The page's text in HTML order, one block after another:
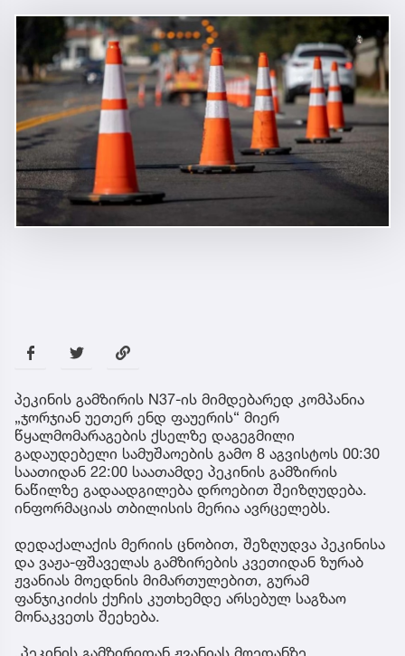
პეკინის გამზირის N37-ის მიმდებარედ კომპანია
„ჯორჯიან უეთერ ენდ ფაუერის“ მიერ
წყალმომარაგების ქსელზე დაგეგმილი
გადაუდებელი სამუშაოების გამო 8 აგვისტოს 00:30
საათიდან 22:00 საათამდე პეკინის გამზირის
ნაწილზე გადაადგილება დროებით შეიზღუდება.
ინფორმაციას თბილისის მერია ავრცელებს.
დედაქალაქის მერიის ცნობით, შეზღუდვა პეკინისა
და ვაჟა-ფშაველას გამზირების კვეთიდან ზურაბ
ჟვანიას მოედნის მიმართულებით, გურამ
ფანჯიკიძის ქუჩის კუთხემდე არსებულ საგზაო
მონაკვეთს შეეხება.